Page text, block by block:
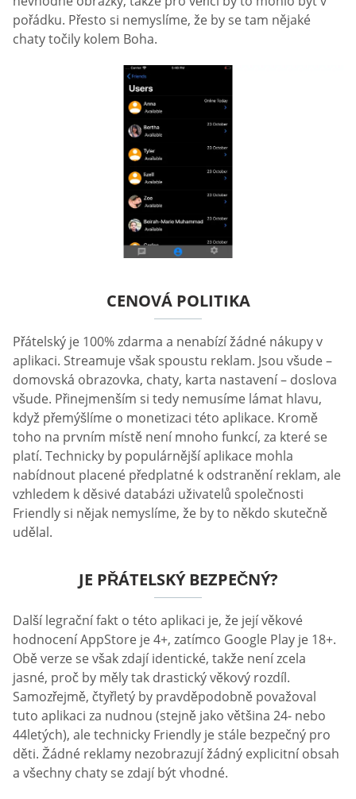
pořádku. Přesto si nemyslíme, že by se tam nějaké
chaty točily kolem Boha.
CENOVÁ POLITIKA
Přátelský je 100% zdarma a nenabízí žádné nákupy v
aplikaci. Streamuje však spoustu reklam. Jsou všude –
domovská obrazovka, chaty, karta nastavení – doslova
všude. Přinejmenším si tedy nemusíme lámat hlavu,
když přemýšlíme o monetizaci této aplikace. Kromě
toho na prvním místě není mnoho funkcí, za které se
platí. Technicky by populárnější aplikace mohla
nabídnout placené předplatné k odstranění reklam, ale
vzhledem k děsivé databázi uživatelů společnosti
Friendly si nějak nemyslíme, že by to někdo skutečně
udělal.
JE PŘÁTELSKÝ BEZPEČNÝ?
Další legrační fakt o této aplikaci je, že její věkové
hodnocení AppStore je 4+, zatímco Google Play je 18+.
Obě verze se však zdají identické, takže není zcela
jasné, proč by měly tak drastický věkový rozdíl.
Samozřejmě, čtyřletý by pravděpodobně považoval
tuto aplikaci za nudnou (stejně jako většina 24- nebo
44letých), ale technicky Friendly je stále bezpečný pro
děti. Žádné reklamy nezobrazují žádný explicitní obsah
a všechny chaty se zdají být vhodné.